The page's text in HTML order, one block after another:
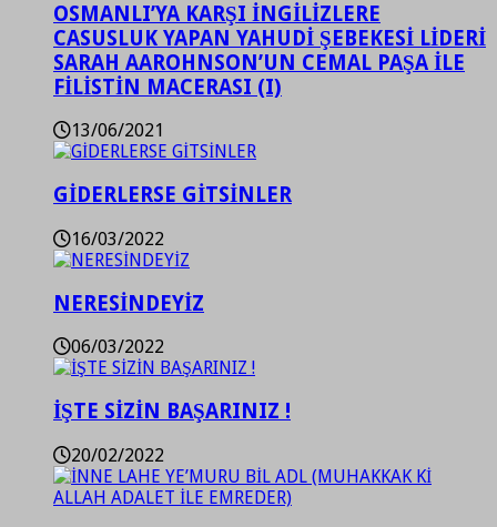
OSMANLI’YA KARŞI İNGİLİZLERE
CASUSLUK YAPAN YAHUDİ ŞEBEKESİ LİDERİ
SARAH AAROHNSON’UN CEMAL PAŞA İLE
FİLİSTİN MACERASI (I)
13/06/2021
GİDERLERSE GİTSİNLER
16/03/2022
NERESİNDEYİZ
06/03/2022
İŞTE SİZİN BAŞARINIZ !
20/02/2022